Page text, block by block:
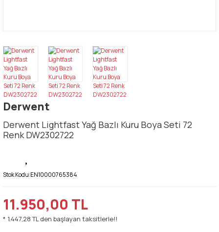
Derwent
Derwent Lightfast Yağ Bazlı Kuru Boya Seti 72
Renk DW2302722
Stok Kodu:EN10000765384
11.950,00 TL
* 1.447,28 TL den başlayan taksitlerle!!